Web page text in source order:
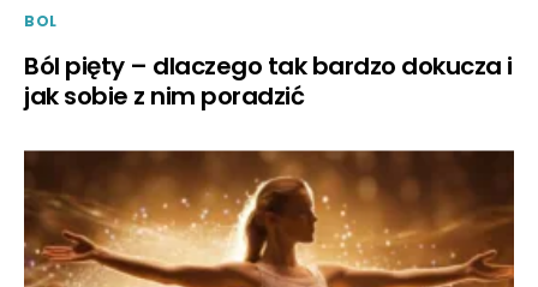
BOL
Ból pięty – dlaczego tak bardzo dokucza i
jak sobie z nim poradzić